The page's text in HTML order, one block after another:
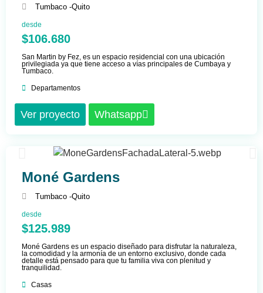
Tumbaco -Quito
desde
$106.680
San Martin by Fez, es un espacio residencial con una ubicación
privilegiada ya que tiene acceso a vías principales de Cumbaya y
Tumbaco.
Departamentos
Ver proyecto Whatsapp
Moné Gardens
Tumbaco -Quito
desde
$125.989
Moné Gardens es un espacio diseñado para disfrutar la naturaleza,
la comodidad y la armonía de un entorno exclusivo, donde cada
detalle está pensado para que tu familia viva con plenitud y
tranquilidad.
Casas